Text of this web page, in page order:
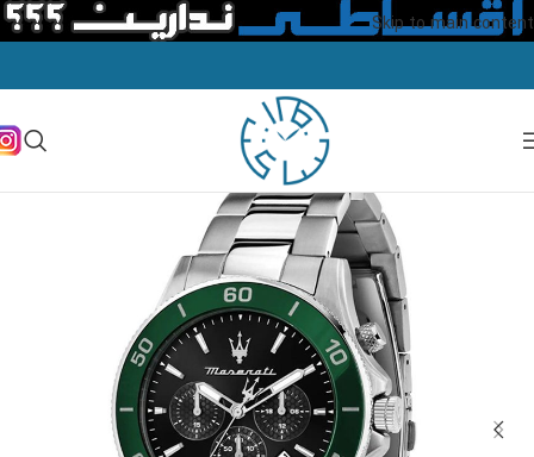
Skip to main content